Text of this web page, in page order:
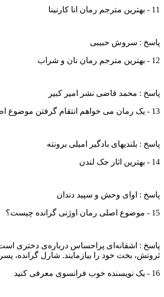
11 - بهترین مترجم رمان انا کارنینا
پاسخ : سروش حبیبی
12 - بهترین مترجم رمان نان و شراب
پاسخ : محمد قاضی نشر امیر کبیر
13 - یک رمان می خواهم انتقام گرفتن موضوع اصلی رمان باشد
پاسخ : بلندیهای بادگیر امیلی برونته
14 - بهترین اثار جک لندن
پاسخ : اوای وحش و سپید دندان
15 - موضوع اصلی رمان اوژنی گرانده چیست؟
پاسخ : اشقانه‌ای پراحساس درباره‌ی دختری
ثروتش، بخت خود را بیازمایند. شارل
16 - یک نویسنده خوب فرانسوی معرفی کنید